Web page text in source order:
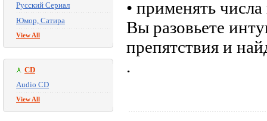
Русский Сериал
Юмор, Сатира
View All
CD
Audio CD
View All
• применять
Вы разовьете
препятствия и
.